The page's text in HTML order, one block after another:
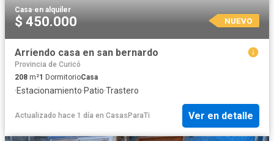
Casa·en alquiler
$ 450.000 NUEVO
Arriendo casa en san bernardo
Provincia de Curicó
208 m²1 DormitorioCasa
·Estacionamiento·Patio·Trastero
Actualizado hace 1 día en CasasParaTi Ver en detalle